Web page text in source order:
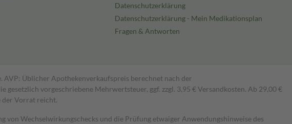
Datenschutzerklärung
Datenschutzerklärung - Mein Medikationsplan
Fragen & Antworten
AVP: Üblicher Apothekenverkaufspreis berechnet nach der
vorgeschriebene Mehrwertsteuer, ggf. zzgl. 3,95 € Versandkosten. Ab 29,00 €
der Vorrat reicht.
Wechselwirkungschecks und die Prüfung etwaiger Anwendungshinweise des